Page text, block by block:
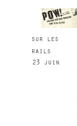
sur les
rails
23 juin